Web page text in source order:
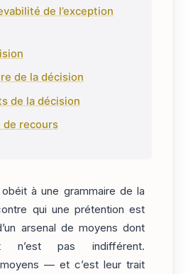
de l’exception
de la décision
de la décision
de recours
à une grammaire de la
qui une prétention est
arsenal de moyens dont
n’est pas indifférent.
— et c’est leur trait